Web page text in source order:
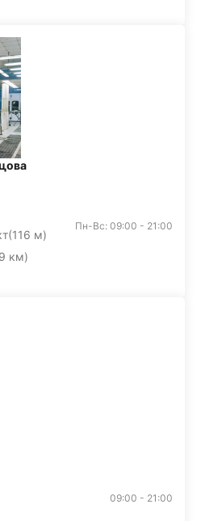
(116 м)
км)
Пн-Вс: 09:00 - 21:00
09:00 - 21:00